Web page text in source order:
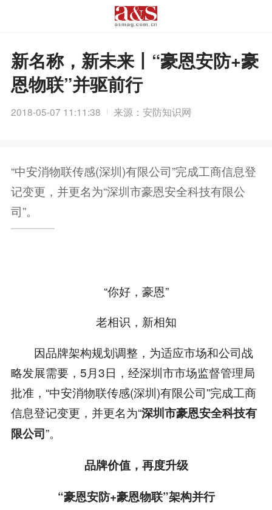
新名称，新未来丨“豪恩安防+豪
恩物联”并驱前行
2018-05-07 11:11:38 来源：安防知识网
“中安消物联传感(深圳)有限公司”完成工商信息登
记变更，并更名为“深圳市豪恩安全科技有限公
司”。
“你好，豪恩”
老相识，新相知
因品牌架构规划调整，为适应市场和公司战
略发展需要，5月3日，经深圳市市场监督管理局
批准，“中安消物联传感(深圳)有限公司”完成工商
信息登记变更，并更名为“深圳市豪恩安全科技有
限公司”。
品牌价值，再度升级
“豪恩安防+豪恩物联”架构并行